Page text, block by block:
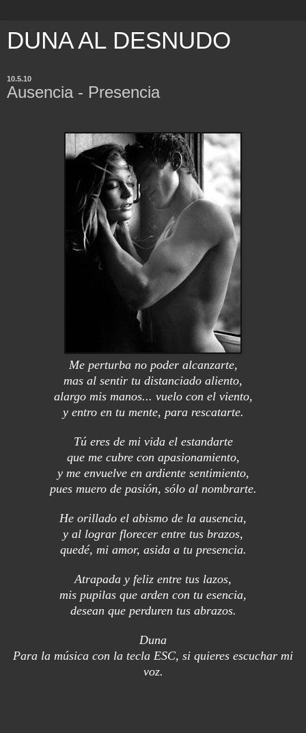
DUNA AL DESNUDO
10.5.10
Ausencia - Presencia
Me perturba no poder alcanzarte,
mas al sentir tu distanciado aliento,
alargo mis manos... vuelo con el viento,
y entro en tu mente, para rescatarte.
Tú eres de mi vida el estandarte
que me cubre con apasionamiento,
y me envuelve en ardiente sentimiento,
pues muero de pasión, sólo al nombrarte.
He orillado el abismo de la ausencia,
y al lograr florecer entre tus brazos,
quedé, mi amor, asida a tu presencia.
Atrapada y feliz entre tus lazos,
mis pupilas que arden con tu esencia,
desean que perduren tus abrazos.
Duna
Para la música con la tecla ESC, si quieres escuchar mi
voz.